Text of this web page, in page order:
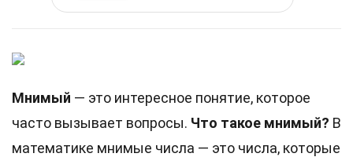
Мнимый — это интересное понятие, которое
часто вызывает вопросы. Что такое мнимый? В
математике мнимые числа — это числа, которые